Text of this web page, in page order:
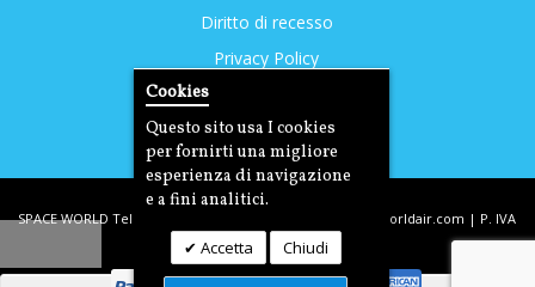
Cookies
Questo sito usa I cookies
per fornirti una migliore
esperienza di navigazione
e a fini analitici.
Accetta Chiudi
Diritto di recesso
Privacy Policy
SPACE WORLD Tel: +39. 393.3350212 | email: info@spaceworldair.com | P. IVA
03221290400 | C.F DLTDNL77T31D704G